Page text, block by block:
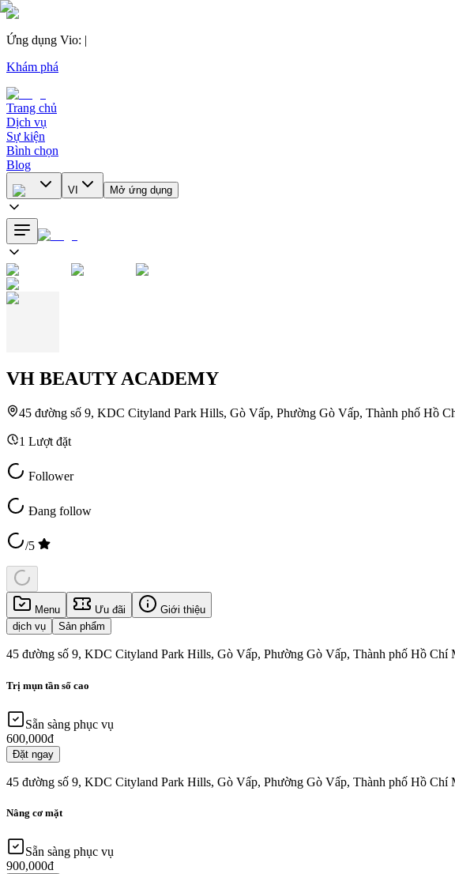
Ứng dụng Vio: |
Khám phá
Trang chủ
Dịch vụ
Sự kiện
Bình chọn
Blog
VI Mở ứng dụng
VH BEAUTY ACADEMY
45 đường số 9, KDC Cityland Park Hills, Gò Vấp, Phường Gò Vấp, Thành phố Hồ
1 Lượt đặt
Follower
Đang follow
/5
Menu Ưu đãi
Giới thiệu
dịch vụ
Sản phẩm
45 đường số 9, KDC Cityland Park Hills, Gò Vấp, Phường Gò Vấp, Thành phố Hồ Chí
Trị mụn tần số cao
Sẵn sàng phục vụ
600,000đ
Đặt ngay
45 đường số 9, KDC Cityland Park Hills, Gò Vấp, Phường Gò Vấp, Thành phố Hồ Chí
Nâng cơ mặt
Sẵn sàng phục vụ
900,000đ